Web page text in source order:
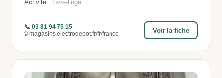
Activité : Lave-linge
📞 03 81 94 75 15
🌐 magasins.electrodepot.fr/fr/france-
Voir la fiche